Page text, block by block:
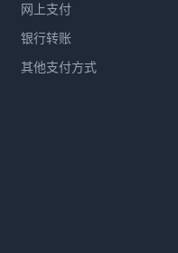
网上支付
银行转账
其他支付方式